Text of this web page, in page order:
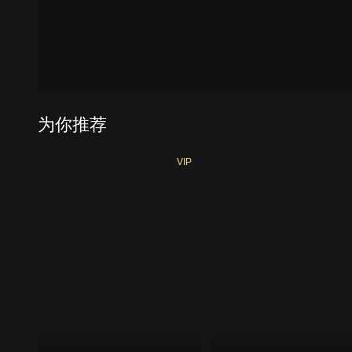
为你推荐
VIP